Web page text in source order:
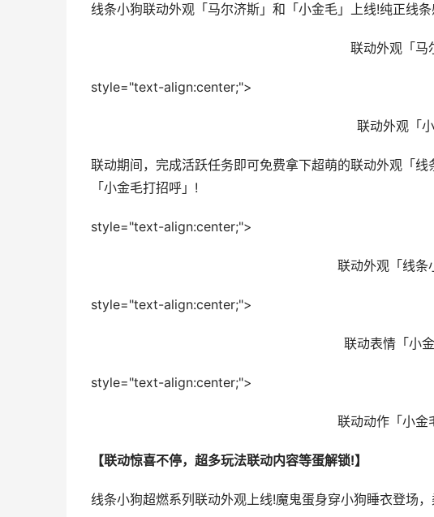
线条小狗联动外观「马尔济斯」和「小金毛」上线!纯正线
联动外观「马
style="text-align:center;">
联动外观「小
联动期间，完成活跃任务即可免费拿下超萌的联动外观「
「小金毛打招呼」!
style="text-align:center;">
联动外观「线条
style="text-align:center;">
联动表情「小金
style="text-align:center;">
联动动作「小金
【联动惊喜不停，超多玩法联动内容等蛋解锁!】
线条小狗超燃系列联动外观上线!魔鬼蛋身穿小狗睡衣登场